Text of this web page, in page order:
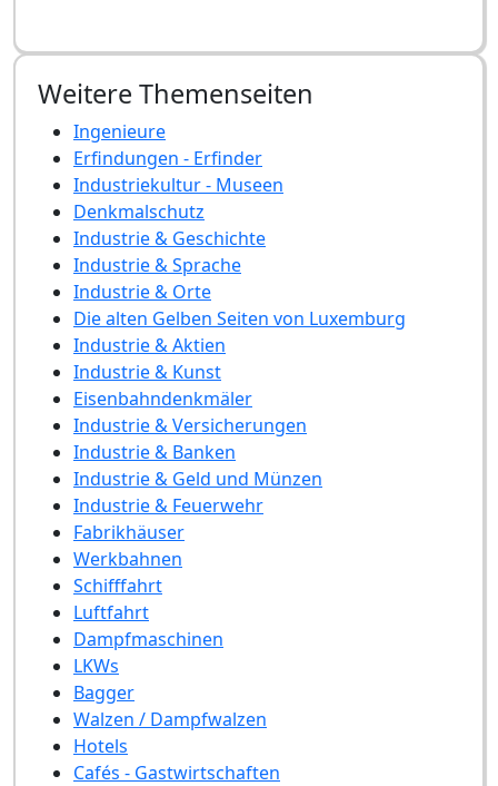
Weitere Themenseiten
Ingenieure
Erfindungen - Erfinder
Industriekultur - Museen
Denkmalschutz
Industrie & Geschichte
Industrie & Sprache
Industrie & Orte
Die alten Gelben Seiten von Luxemburg
Industrie & Aktien
Industrie & Kunst
Eisenbahndenkmäler
Industrie & Versicherungen
Industrie & Banken
Industrie & Geld und Münzen
Industrie & Feuerwehr
Fabrikhäuser
Werkbahnen
Schifffahrt
Luftfahrt
Dampfmaschinen
LKWs
Bagger
Walzen / Dampfwalzen
Hotels
Cafés - Gastwirtschaften